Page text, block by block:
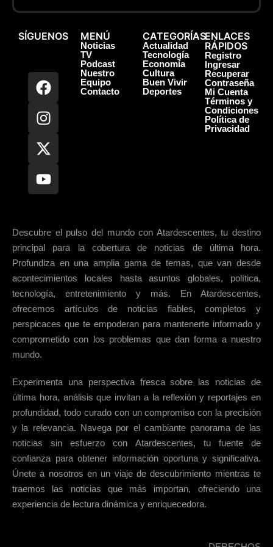
SÍGUENOS MENÚ
Noticias
TV
Podcast
Nuestro
Equipo
Contacto
CATEGORÍAS
Actualidad
Tecnología
Economía
Cultura
Buen Vivir
Deportes
ENLACES
RÁPIDOS
Registro
Ingresar
Recuperar
Contraseña
Mi Cuenta
Términos y
Condiciones
Política de
Privacidad
Descubre el pulso del mundo con Atardescentes, tu destino
principal para la cobertura de noticias de última hora.
Profundiza en una amplia gama de temas, que van desde
acontecimientos locales hasta asuntos globales, política,
tecnología, entretenimiento y más. En Atardescentes,
ofrecemos artículos de noticias fiables, completos y
perspicaces que te empoderan para mantenerte informado y
comprometido con los problemas que dan forma a nuestro
mundo.
Experimenta una perspectiva fresca sobre las noticias de
última hora, análisis que invitan a la reflexión y reportajes en
profundidad, todo curado con un compromiso con la precisión
y la relevancia. Navega por el cambiante panorama de las
noticias sin esfuerzo con Atardescentes, tu fuente de
confianza para obtener información oportuna y significativa.
Únete a nosotros en un viaje de descubrimiento mientras te
traemos las noticias que más importan, ofreciendo una
experiencia de lectura dinámica y enriquecedora.